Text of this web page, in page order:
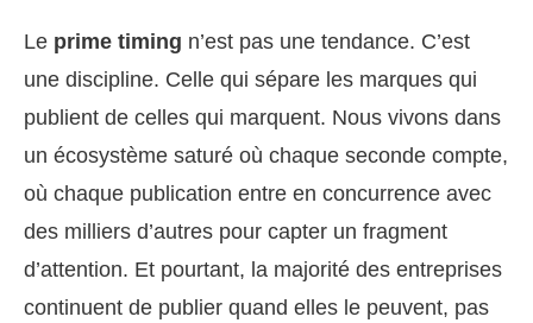
Le prime timing n’est pas une tendance. C’est
une discipline. Celle qui sépare les marques qui
publient de celles qui marquent. Nous vivons dans
un écosystème saturé où chaque seconde compte,
où chaque publication entre en concurrence avec
des milliers d’autres pour capter un fragment
d’attention. Et pourtant, la majorité des entreprises
continuent de publier quand elles le peuvent, pas